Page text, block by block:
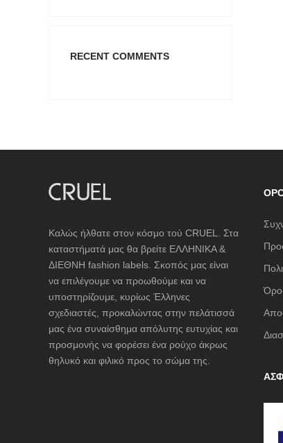
RECENT COMMENTS
Καλώς ήλθατε στον κόσμο τού CRUEL. Στα
καταστήματά μας θα βρείτε ΕΛΛΗΝΙΚΑ &
ΔΙΕΘΝΗ fashion labels. Σκοπός μας είναι
να επιλέγουμε να προωθούμε και να
υποστηρίζουμε, κυρίως Έλληνες
σχεδιαστές, προκαλώντας στην πελάτισσά
μας ένα συναίσθημα απόλυτης ευτυχίας και
προσμονής να φορέσει ένα ρούχο άκρως
θηλυκό και φιλικό προς το σώμα της.